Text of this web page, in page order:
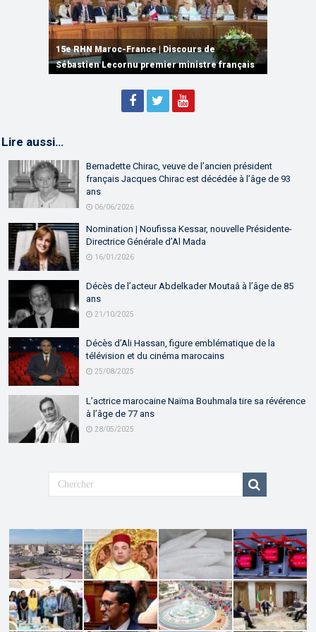
15e RHN Maroc-France | Signature de
plusieurs accords de coopération et de
partenariat
15e RHN Maroc-France | Discours de
Sébastien Lecornu premier ministre français
15e Réunion de Haut Niveau Maroc-France |
Discours de M. Aziz Akhannouch
Lire aussi…
Bernadette Chirac, veuve de l’ancien président
français Jacques Chirac est décédée à l’âge de 93
ans
06/06/2026
Nomination | Noufissa Kessar, nouvelle Présidente-
Directrice Générale d’Al Mada
16/01/2026
Décès de l’acteur Abdelkader Moutaâ à l’âge de 85
ans
21/10/2025
Décès d’Ali Hassan, figure emblématique de la
télévision et du cinéma marocains
25/08/2025
L’actrice marocaine Naïma Bouhmala tire sa révérence
à l’âge de 77 ans
28/05/2025